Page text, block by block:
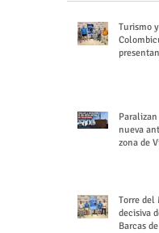
Turismo
nueva
zona de
Torre del
decisiva
Barcas